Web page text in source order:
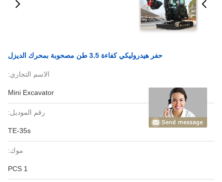
حفر هيدروليكي كفاءة 3.5 طن مصحوبة بمحرك الديزل
الاسم التجاري:
Mini Excavator
رقم الموديل:
TE-35s
موك: